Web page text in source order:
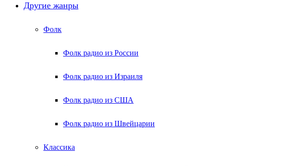
Другие жанры
Фолк
Фолк радио из России
Фолк радио из Израиля
Фолк радио из США
Фолк радио из Швейцарии
Классика